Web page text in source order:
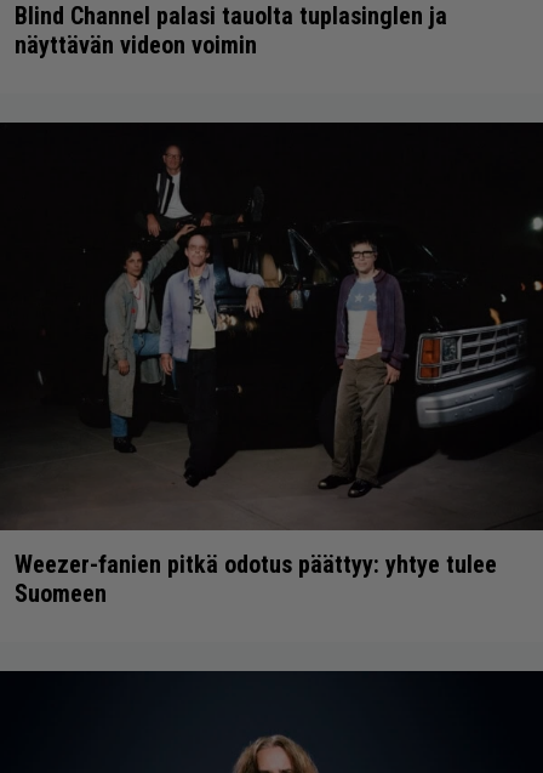
Blind Channel palasi tauolta tuplasinglen ja
näyttävän videon voimin
Weezer-fanien pitkä odotus päättyy: yhtye tulee
Suomeen